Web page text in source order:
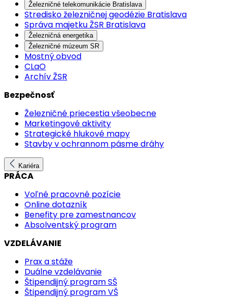
Železničné telekomunikácie Bratislava
Stredisko železničnej geodézie Bratislava
Správa majetku ŽSR Bratislava
Železničná energetika
Železničné múzeum SR
Mostný obvod
CLaO
Archív ŽSR
Bezpečnosť
Železničné priecestia všeobecne
Marketingové aktivity
Strategické hlukové mapy
Stavby v ochrannom pásme dráhy
Kariéra
PRÁCA
Voľné pracovné pozície
Online dotazník
Benefity pre zamestnancov
Absolventský program
VZDELÁVANIE
Prax a stáže
Duálne vzdelávanie
Štipendijný program SŠ
Štipendijný program VŠ